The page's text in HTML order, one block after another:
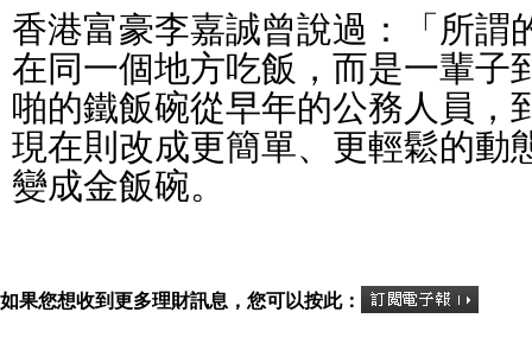
香港富豪李嘉誠曾說過：「所謂
在同一個地方吃飯，而是一輩子
啪的鐵飯碗從早年的公務人員，
現在則改成更簡單、更輕鬆的動
變成金飯碗。
如果您想收到更多理財訊息，您可以按此：